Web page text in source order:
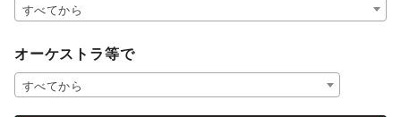
すべてから
オーケストラ等で
すべてから